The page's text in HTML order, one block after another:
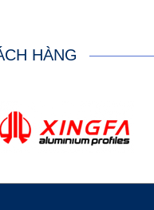
HÀNG